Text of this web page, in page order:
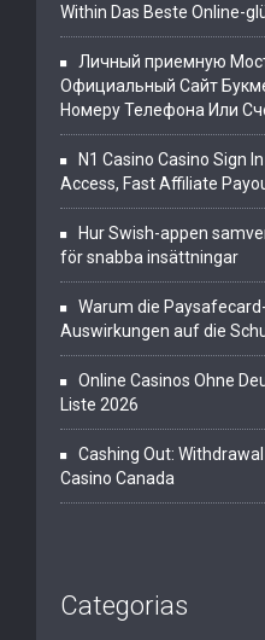
Within Das Beste Online-
Личный приемную
Официальный Сайт
Номеру Телефона Или
N1 Casino Casino Sign
Access, Fast Affiliate
Hur Swish-appen
för snabba insättningar
Warum die
Auswirkungen auf die
Online Casinos Ohne
Liste 2026
Cashing Out:
Casino Canada
Categorias